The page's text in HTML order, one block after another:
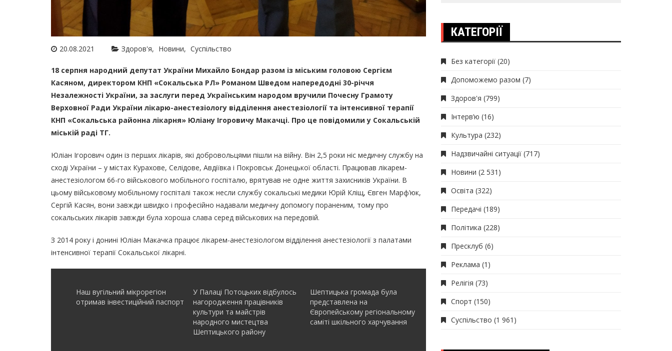
20.08.2021 Здоров'я Новини Суспільство
18 серпня народний депутат України Михайло Бондар разом із міським головою Сергієм
Касяном, директором КНП «Сокальська РЛ» Романом Шведом напередодні 30-річчя
Незалежності України, за заслуги перед Українським народом вручили Почесну Грамоту
Верховної Ради України лікарю-анестезіологу відділення анестезіології та інтенсивної терапії
КНП «Сокальська районна лікарня» Юліану Ігоровичу Макачці. Про це повідомили у Сокальській
міській раді ТГ.
Юліан Ігорович один із перших лікарів, які добровольцями пішли на війну. Він 2,5 роки ніс медичну службу на
сході України – у містах Курахове, Селідове, Авдіївка і Покровськ Донецької області. Працював лікарем-
анестезіологом 66-го військового мобільного госпіталю, врятував не одне життя захисників України. В
цьому військовому мобільному госпіталі також несли службу сокальські медики Юрій Кліщ, Євген Марф’юк,
Сергій Касян, вони завжди швидко і професійно надавали медичну допомогу пораненим, тому про
сокальських лікарів завжди була хороша слава серед військових на передовій.
З 2014 року і донині Юліан Макачка працює лікарем-анестезіологом відділення анестезіології з палатами
інтенсивної терапії Сокальської лікарні.
Наш вугільний мікрорегіон
отримав інвеcтиційний паспорт
У Палаці Потоцьких відбулось
нагородження працівників
культури та майстрів
народного мистецтва
Шептицького району
Шептицька громада була
представлена на
Європейському регіональному
саміті шкільного харчування
КАТЕГОРІЇ
Без категорії (20)
Допоможемо разом (7)
Здоров'я (799)
Інтерв’ю (16)
Культура (232)
Надзвичайні ситуації (717)
Новини (2 531)
Освіта (322)
Передачі (189)
Політика (228)
Пресклуб (6)
Реклама (1)
Релігія (73)
Спорт (150)
Суспільство (1 961)